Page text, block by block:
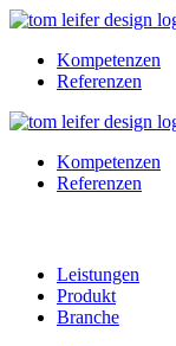
Kompetenzen
Referenzen
Kompetenzen
Referenzen
Leistungen
Produkt
Branche